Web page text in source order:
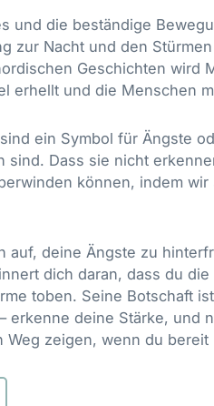
und die beständige
zur Nacht und den
Geschichten wird
erhellt und die Menschen
ein Symbol für Ängste
sind. Dass sie nicht
können, indem
auf, deine Ängste zu
dich daran, dass du
toben. Seine Botschaft
erkenne deine Stärke, und
zeigen, wenn du